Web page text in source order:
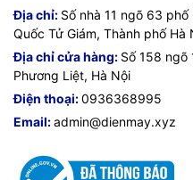
Địa chỉ: Số nhà 11 ngõ 63
Quốc Tử Giám, Thành phố Hà
Địa chỉ cửa hàng: Số 158 ngõ
Phương Liệt, Hà Nội
Điện thoại:0936368995
Email:admin@dienmay.xyz